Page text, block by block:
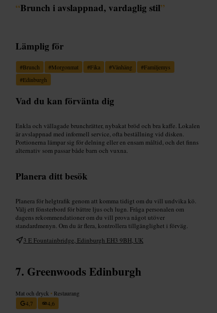
“Brunch i avslappnad, vardaglig stil”
Lämplig för
#Brunch #Morgonmat #Fika #Vänhäng #Familjemys
#Edinburgh
Vad du kan förvänta dig
Enkla och vällagade brunchrätter, nybakat bröd och bra kaffe. Lokalen
är avslappnad med informell service, ofta beställning vid disken.
Portionerna lämpar sig för delning eller en ensam måltid, och det finns
alternativ som passar både barn och vuxna.
Planera ditt besök
Planera för helgtrafik genom att komma tidigt om du vill undvika kö.
Välj ett fönsterbord för bättre ljus och lugn. Fråga personalen om
dagens rekommendationer om du vill prova något utöver
standardmenyn. Om du är flera, kontrollera tillgänglighet i förväg.
3 E Fountainbridge, Edinburgh EH3 9BH, UK
Greenwoods Edinburgh
Mat och dryck • Restaurang
4,7
4,6